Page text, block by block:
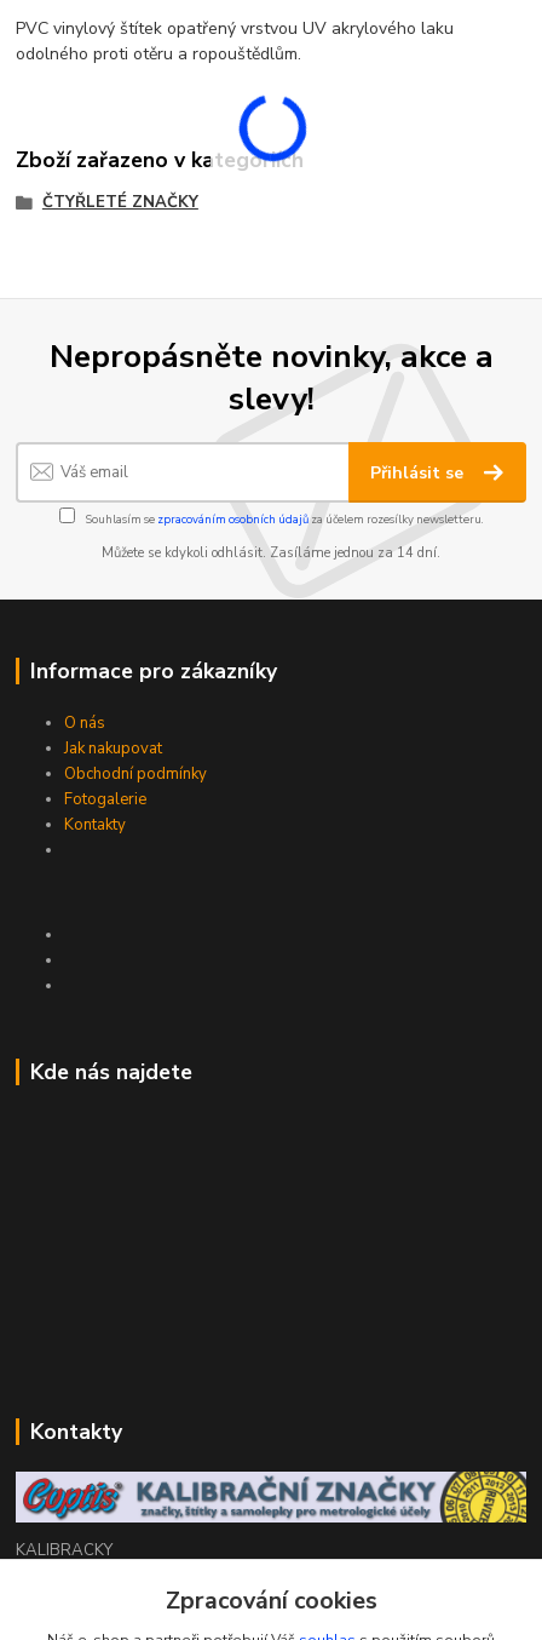
PVC vinylový štítek opatřený vrstvou UV akrylového laku
odolného proti otěru a ropouštědlům.
Zboží zařazeno v kategoriích
ČTYŘLETÉ ZNAČKY
Nepropásněte novinky, akce a
slevy!
Přihlásit se
Souhlasím se zpracováním osobních údajůza účelem rozesílky newsletteru.
Můžete se kdykoli odhlásit. Zasíláme jednou za 14 dní.
Informace pro zákazníky
O nás
Jak nakupovat
Obchodní podmínky
Fotogalerie
Kontakty
Kde nás najdete
Kontakty
KALIBRACKY
Zákaznická podpora eshop
+420 770 666 450
Zpracování cookies